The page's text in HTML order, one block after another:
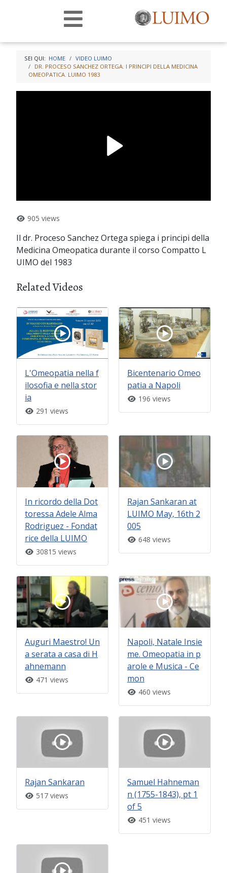
SEI QUI: HOME
VIDEO LUIMO
DR. PROCESO SANCHEZ ORTEGA. I PRINCIPI DELLA MEDICINA
OMEOPATICA. LUIMO 1983
905 views
Il dr. Proceso Sanchez Ortega spiega i principi della
Medicina Omeopatica durante il corso Compatto L
UIMO del 1983
Related Videos
L'Omeopatia nella f
ilosofia e nella stor
ia
291 views
Bicentenario Omeo
patia a Napoli
196 views
In ricordo della Dot
toressa Adele Alma
Rodriguez - Fondat
rice della LUIMO
30815 views
Rajan Sankaran at
LUIMO May, 16th 2
005
648 views
Auguri Maestro! Un
a serata a casa di H
ahnemann
471 views
Napoli, Natale Insie
me. Omeopatia in p
arole e Musica - Ce
mon
460 views
Rajan Sankaran
517 views
Samuel Hahneman
n (1755-1843), pt 1
of 5
451 views